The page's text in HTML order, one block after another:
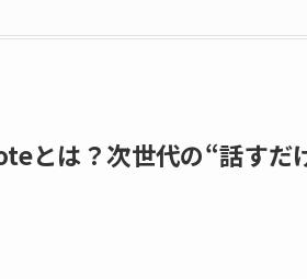
とは？次世代の“話すだ